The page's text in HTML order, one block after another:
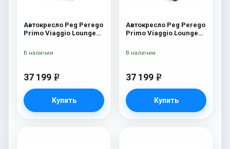
Автокресло Peg Perego
Primo Viaggio Lounge
37 199 e
Купить
В наличии
Автокресло Peg Perego
Primo Viaggio Lounge
37 199 e
Купить
В наличии